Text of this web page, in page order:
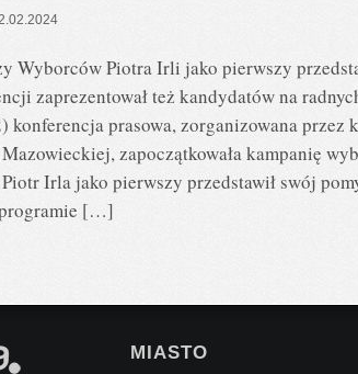
Wyborców Piotra Irli jako pierwszy
zaprezentował też kandydatów na
konferencja prasowa, zorganizowana
zapoczątkowała kampanię
Irla jako pierwszy przedstawił swój
[…]
MIASTO